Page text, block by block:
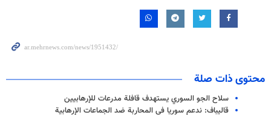
محتوى ذات صلة
سلاح الجو السوري يستهدف قافلة مدرعات للإرهابيين
قاليباف: ندعم سوريا في المحاربة ضد الجماعات الإرهابية